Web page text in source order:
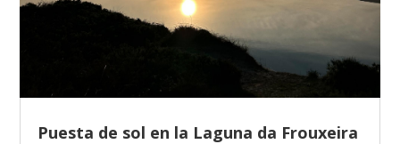
Puesta de sol en la Laguna da Frouxeira